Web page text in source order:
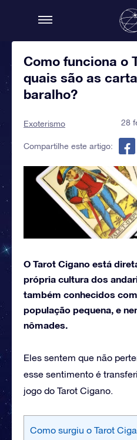
Como funciona o
quais são as
baralho?
Exoterismo 28
Compartilhe este artigo:
O Tarot Cigano está
própria cultura dos
também conhecidos
população pequena, e
nômades.
Eles sentem que não
esse sentimento é
jogo do Tarot Cigano.
Como surgiu o Tarot